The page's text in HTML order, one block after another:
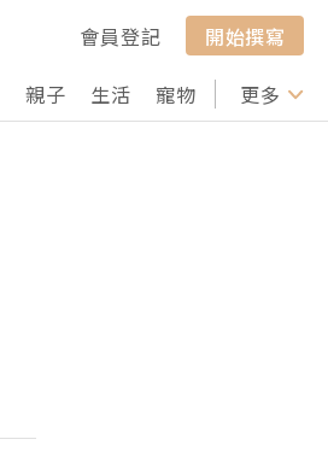
會員登記
開始撰寫
親子 生活 寵物 行山 打卡
更多